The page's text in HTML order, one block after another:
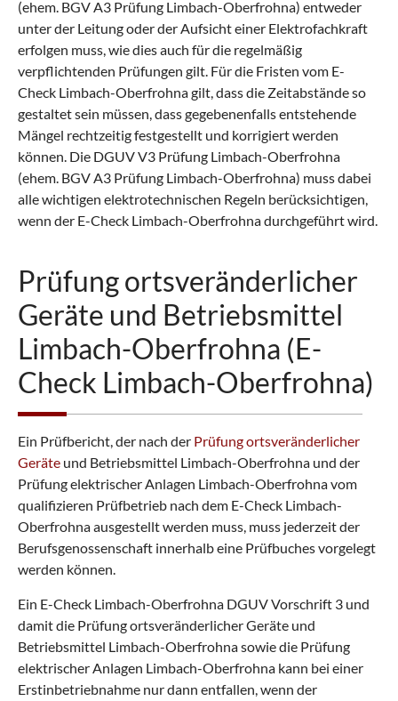
(ehem. BGV A3 Prüfung Limbach-Oberfrohna) entweder
unter der Leitung oder der Aufsicht einer Elektrofachkraft
erfolgen muss, wie dies auch für die regelmäßig
verpflichtenden Prüfungen gilt. Für die Fristen vom E-
Check Limbach-Oberfrohna gilt, dass die Zeitabstände so
gestaltet sein müssen, dass gegebenenfalls entstehende
Mängel rechtzeitig festgestellt und korrigiert werden
können. Die DGUV V3 Prüfung Limbach-Oberfrohna
(ehem. BGV A3 Prüfung Limbach-Oberfrohna) muss dabei
alle wichtigen elektrotechnischen Regeln berücksichtigen,
wenn der E-Check Limbach-Oberfrohna durchgeführt wird.
Prüfung ortsveränderlicher
Geräte und Betriebsmittel
Limbach-Oberfrohna (E-
Check Limbach-Oberfrohna)
Ein Prüfbericht, der nach der Prüfung ortsveränderlicher
Geräte und Betriebsmittel Limbach-Oberfrohna und der
Prüfung elektrischer Anlagen Limbach-Oberfrohna vom
qualifizieren Prüfbetrieb nach dem E-Check Limbach-
Oberfrohna ausgestellt werden muss, muss jederzeit der
Berufsgenossenschaft innerhalb eine Prüfbuches vorgelegt
werden können.
Ein E-Check Limbach-Oberfrohna DGUV Vorschrift 3 und
damit die Prüfung ortsveränderlicher Geräte und
Betriebsmittel Limbach-Oberfrohna sowie die Prüfung
elektrischer Anlagen Limbach-Oberfrohna kann bei einer
Erstinbetriebnahme nur dann entfallen, wenn der